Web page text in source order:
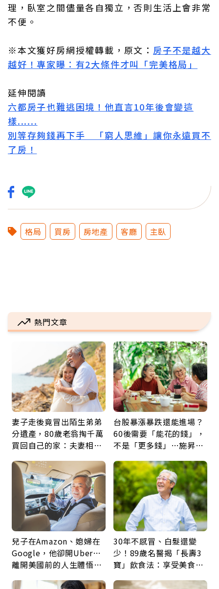
理，臥室之間儘量各自獨立，否則生活上會非常
不便。
※本文獲好房網授權轉載，原文： 房子不是越大
越好！專家曝：有2大條件才叫「完美格局」
延伸閱讀
六都房子也難逃困境！他直言10年後會變這
樣......
別等存夠錢再下手 「窮人思維」讓你永遠買不
了房！
格局 買房 房地產 客廳 主臥
熱門文章
妻子走後竟冒出陌生弟弟
分遺產，80歲老翁掏千萬
買回自己的家：夫妻相守
台股暴漲暴跌還能進場？
60後需要「能花的錢」，
不是「更多錢」…施昇
票
兒子在Amazon、媳婦在
Google，他卻開Uber…
離開美國前的人生體悟：
30年不感冒、白髮還變
少！89歲名醫揭「長壽3
寶」飲食法：享受美食不